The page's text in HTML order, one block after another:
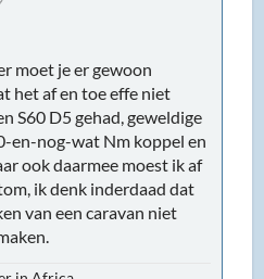
moet je er gewoon
het af en toe effe niet
S60 D5 gehad, geweldige
en-nog-wat Nm koppel en
ook daarmee moest ik af
ik denk inderdaad dat
van een caravan niet